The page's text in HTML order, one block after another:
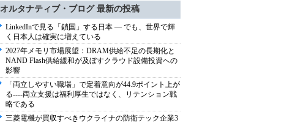
オルタナティブ・ブログ 最新の投稿
LinkedInで見る「鎖国」する日本 ― でも、世界で輝
く日本人は確実に増えている
2027年メモリ市場展望：DRAM供給不足の長期化と
NAND Flash供給緩和が及ぼすクラウド設備投資への
影響
「両立しやすい職場」で定着意向が44.9ポイント上が
る----両立支援は福利厚生ではなく、リテンション戦
略である
三菱電機が買収すべきウクライナの防衛テック企業3